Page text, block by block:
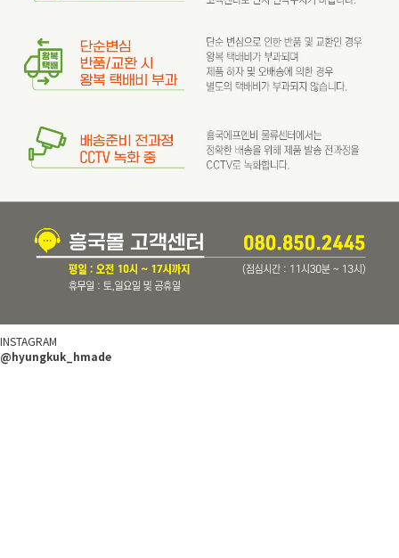
INSTAGRAM
@hyungkuk_hmade